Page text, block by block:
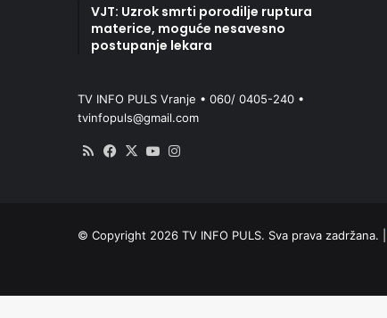
VJT: Uzrok smrti porodilje ruptura
materice, moguće nesavesno
postupanje lekara
TV INFO PULS Vranje • 060/ 0405-240 •
tvinfopuls@gmail.com
RSS Facebook
X YouTube
© Copyright 2026 TV INFO PULS. Sva prava zadržana. |